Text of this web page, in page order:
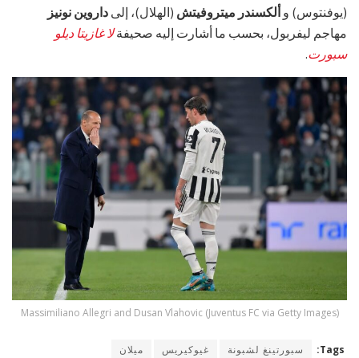
(يوفنتوس) وألكسندر ميتروفيتش (الهلال)، إلى داروين نونيز
مهاجم ليفربول، بحسب ما أشارت إليه صحيفةلا غازيتا ديلو
سبورت.
Massimiliano Allegri and Dusan Vlahovic (Juventus FC via Getty Images)
Tags: سبورتينغ لشبونة غيوكيريس ميلان